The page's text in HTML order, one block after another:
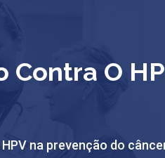
O
na prevenção do